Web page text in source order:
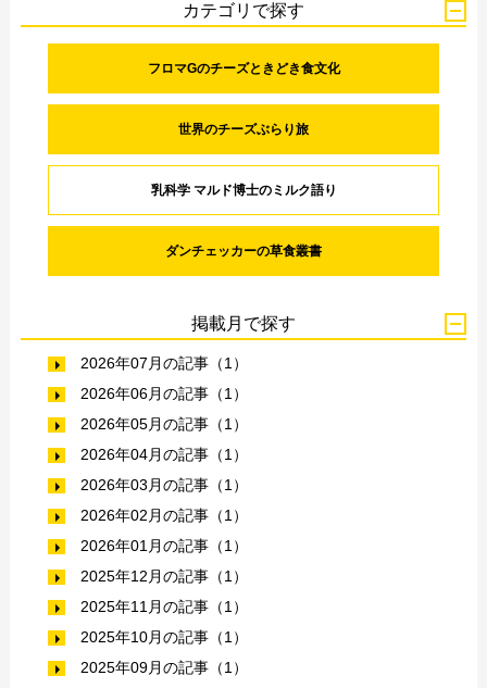
カテゴリで探す
フロマGのチーズときどき食文化
世界のチーズぶらり旅
乳科学 マルド博士のミルク語り
ダンチェッカーの草食叢書
掲載月で探す
2026年07月の記事（1）
2026年06月の記事（1）
2026年05月の記事（1）
2026年04月の記事（1）
2026年03月の記事（1）
2026年02月の記事（1）
2026年01月の記事（1）
2025年12月の記事（1）
2025年11月の記事（1）
2025年10月の記事（1）
2025年09月の記事（1）